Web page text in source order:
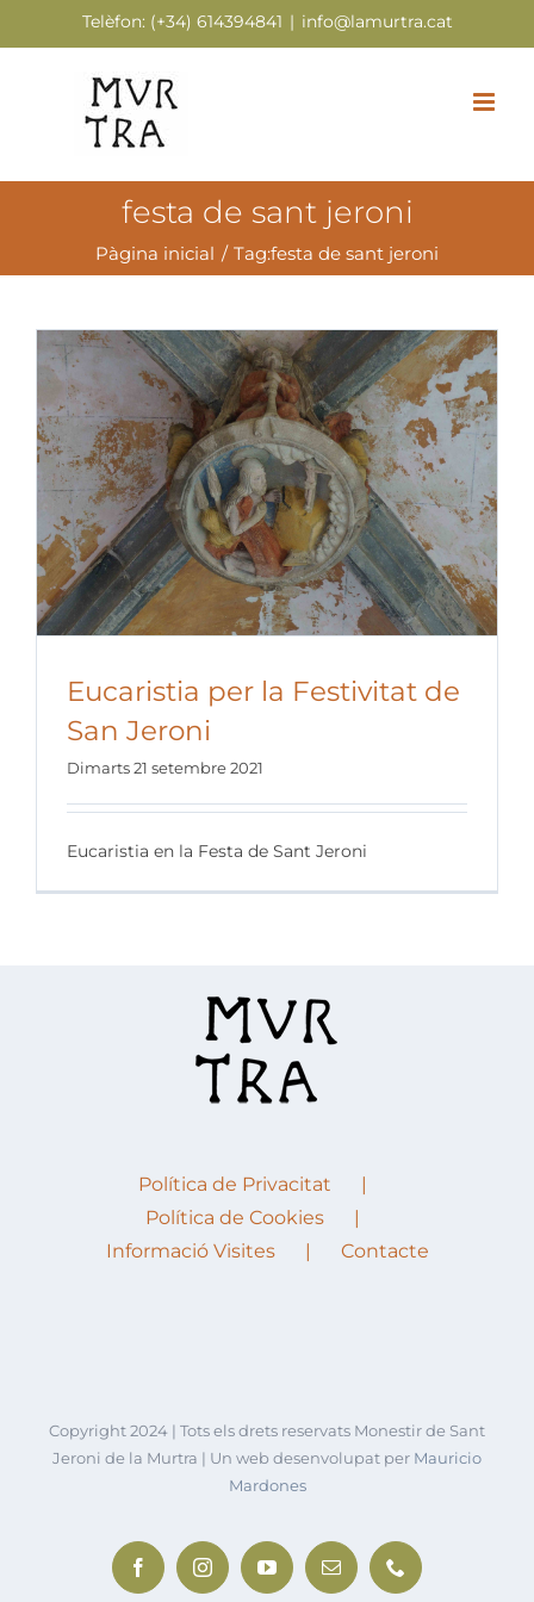
to
Telèfon: (+34) 614394841 | info@lamurtra.cat
festa de sant jeroni
Pàgina inicial Tag:festa de sant jeroni
Eucaristia per la Festivitat de
San Jeroni
Dimarts 21 setembre 2021
Eucaristia en la Festa de Sant Jeroni
Política de Privacitat
Política de Cookies
Informació Visites
Contacte
Copyright 2024 | Tots els drets reservats Monestir de Sant
Jeroni de la Murtra | Un web desenvolupat per Mauricio
Mardones
FacebookInstagramYouTubeEmail: Phone